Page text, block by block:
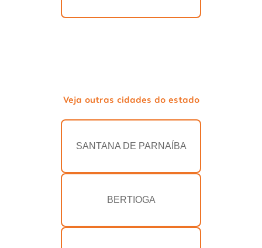
Veja outras cidades do estado
SANTANA DE PARNAÍBA
BERTIOGA